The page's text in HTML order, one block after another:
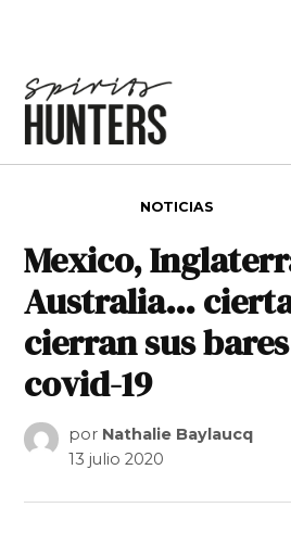
NOTICIAS
Mexico,
Australia…
cierran sus
covid-19
por Nathalie Baylaucq
13 julio 2020